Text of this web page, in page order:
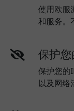
使用欧服
和服务。
保护
保护您的
以及网络